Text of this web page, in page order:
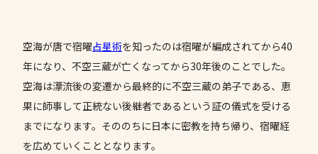
空海が唐で宿曜占星術を知ったのは宿曜が編成されてから40
年になり、不空三蔵が亡くなってから30年後のことでした。
空海は漂流後の変遷から最終的に不空三蔵の弟子である、恵
果に師事して正統ない後継者であるという証の儀式を受ける
までになります。そののちに日本に密教を持ち帰り、宿曜経
を広めていくこととなります。